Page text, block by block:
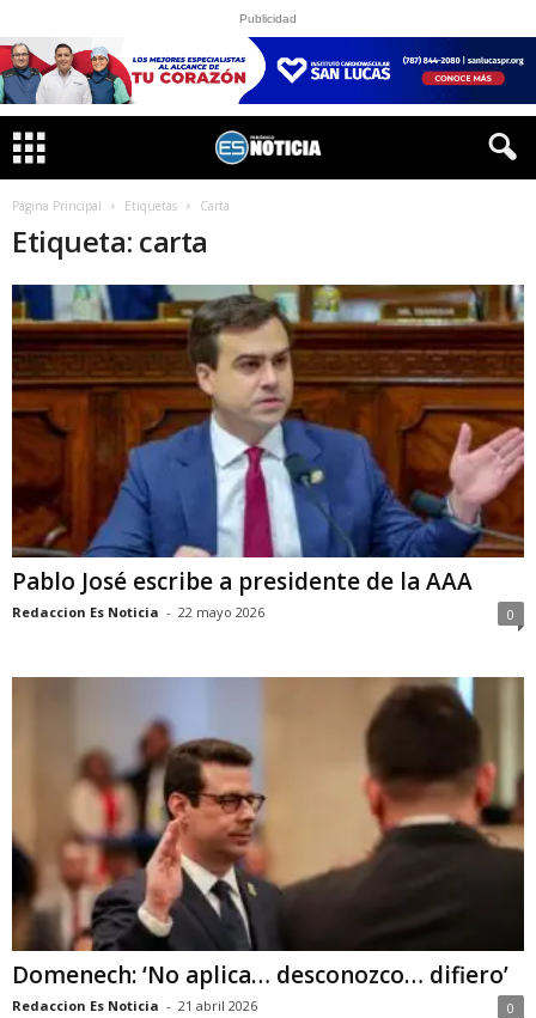
Publicidad
Página Principal Etiquetas Carta
Etiqueta: carta
Pablo José escribe a presidente de la AAA
Redaccion Es Noticia - 22 mayo 2026 0
Domenech: ‘No aplica… desconozco… difiero’
Redaccion Es Noticia - 21 abril 2026 0